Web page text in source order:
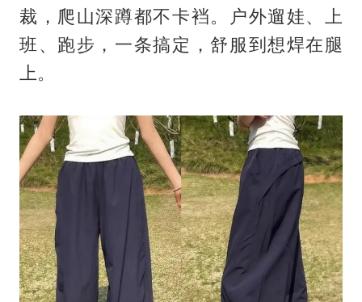
裁，爬山深蹲都不卡裆。户外遛娃、上
班、跑步，一条搞定，舒服到想焊在腿
上。